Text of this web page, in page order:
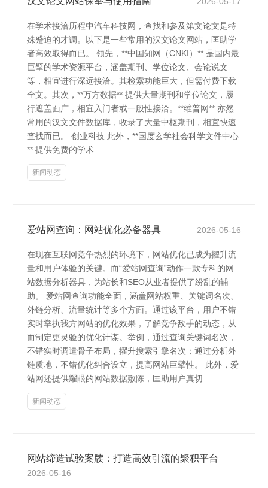
在学术接洽历程中汽车科技网，查找和参及第文论文是特
殊蹙迫的才调。以下是一些常用的汉文论文网站，匡助学
者高效取得而已。 领先，**中国知网（CNKI）** 是国内最
巨擘的学术资源平台，涵盖期刊、学位论文、会论说文
等，相宜进行深远接洽。其检索功能巨大，但需付费下载
全文。其次，**万方数据** 提供大量期刊和学位论文，履
行遮盖面广，相宜入门者或一般性接洽。**维普网** 亦然
常用的汉文文件数据库，收录了大量中枢期刊，相宜快速
查找而已。 创业科技 此外，**国度玄学社会科学文件中心
** 提供免费的学术
新闻动态
爱站网查询：网站优化必备器具 2026-05-16
在现在互联网竞争热烈的环境下，网站优化已成为擢升流
量和用户体验的关键。而“爱站网查询”动作一款专科的网
站数据分析器具，为站长和SEO从业者提供了纷乱的辅
助。 爱站网查询功能全面，涵盖网站权重、关键词名次、
外链分析、流量统计等多个方面。通过该平台，用户不错
实时掌执我方网站的优化效果，了解竞争敌手的动态，从
而制定更灵验的优化计谋。举例，通过查询关键词名次，
不错实时调遣骨子布局，擢升搜索引擎名次；通过分析外
链质地，不错优化纠合设立，提高网站巨擘性。 此外，爱
站网还提供耀眼的网站数据敷陈，匡助用户真切
新闻动态
网站缔造试验案牍：打造高效引流的聚积平台
2026-05-16